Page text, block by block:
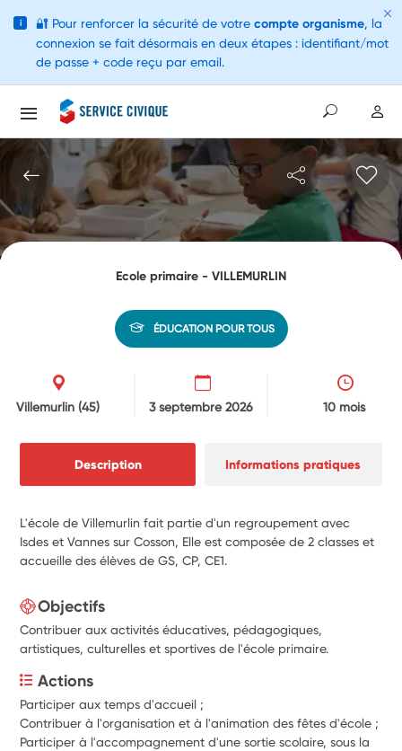
Ecole primaire - VILLEMURLIN
ÉDUCATION POUR TOUS
Villemurlin(45) 3 septembre 2026 10 mois
Description Informations pratiques
L'école de Villemurlin fait partie d'un regroupement avec
Isdes et Vannes sur Cosson, Elle est composée de 2 classes et
accueille des élèves de GS, CP, CE1.
Objectifs
Contribuer aux activités éducatives, pédagogiques,
artistiques, culturelles et sportives de l'école primaire.
Actions
Participer aux temps d'accueil ;
Contribuer à l'organisation et à l'animation des fêtes d'école ;
Participer à l'accompagnement d'une sortie scolaire, sous la
i 🔐 Pour renforcer la sécurité de votre compte organisme, la
connexion se fait désormais en deux étapes : identifiant/mot
de passe + code reçu par email.